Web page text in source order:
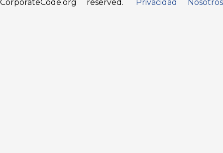
CorporateCode.org
reserved.
Privacidad
Nosotros